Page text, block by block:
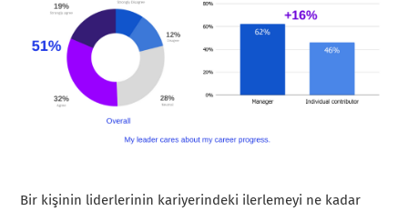
Bir kişinin liderlerinin kariyerindeki ilerlemeyi ne kadar